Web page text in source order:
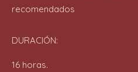
recomendados
DURACIÓN:
16 horas.